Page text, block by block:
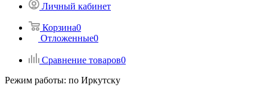
Личный кабинет
Корзина0
Отложенные0
Сравнение товаров0
Режим работы: по Иркутску